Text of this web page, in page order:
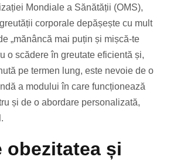
Mondiale a Sănătății (OMS),
corporale depășește cu mult
„mănâncă mai puțin și mișcă-te
o scădere în greutate eficientă și,
pe termen lung, este nevoie de o
a modului în care funcționează
și de o abordare personalizată,
obezitatea și